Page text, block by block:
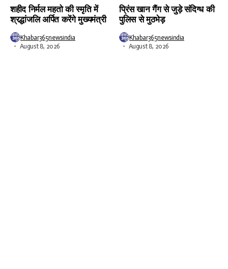
शहीद निर्मल महतो की स्मृति में
श्रद्धांजलि अर्पित करेंगे मुख्यमंत्री
Khabar365newsindia
August 8, 2026
प्रिंस खान गैंग से जुड़े संदिग्ध की
पुलिस से मुठभेड़
Khabar365newsindia
August 8, 2026